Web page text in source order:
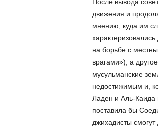
движения и
мнению, куда им
на борьбе с
врагами»), а
мусульманские
недостижимым и,
Ладен и Аль-Каида
поставила бы
джихадисты смогут